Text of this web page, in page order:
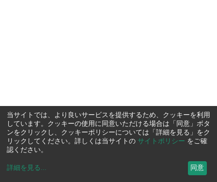
当サイトでは、より良いサービスを提供するため、クッキーを利用
しています。クッキーの使用に同意いただける場合は「同意」ボタ
ンをクリックし、クッキーポリシーについては「詳細を見る」をク
リックしてください。詳しくは当サイトの サイトポリシー をご確
認ください。
詳細を見る ... 同意